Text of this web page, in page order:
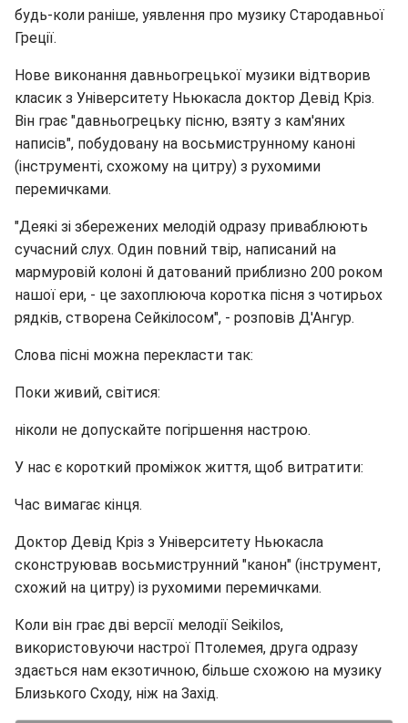
будь-коли раніше, уявлення про музику Стародавньої
Греції.
Нове виконання давньогрецької музики відтворив
класик з Університету Ньюкасла доктор Девід Кріз.
Він грає "давньогрецьку пісню, взяту з кам'яних
написів", побудовану на восьмиструнному каноні
(інструменті, схожому на цитру) з рухомими
перемичками.
"Деякі зі збережених мелодій одразу приваблюють
сучасний слух. Один повний твір, написаний на
мармуровій колоні й датований приблизно 200 роком
нашої ери, - це захоплююча коротка пісня з чотирьох
рядків, створена Сейкілосом", - розповів Д'Ангур.
Слова пісні можна перекласти так:
Поки живий, світися:
ніколи не допускайте погіршення настрою.
У нас є короткий проміжок життя, щоб витратити:
Час вимагає кінця.
Доктор Девід Кріз з Університету Ньюкасла
сконструював восьмиструнний "канон" (інструмент,
схожий на цитру) із рухомими перемичками.
Коли він грає дві версії мелодії Seikilos,
використовуючи настрої Птолемея, друга одразу
здається нам екзотичною, більше схожою на музику
Близького Сходу, ніж на Захід.